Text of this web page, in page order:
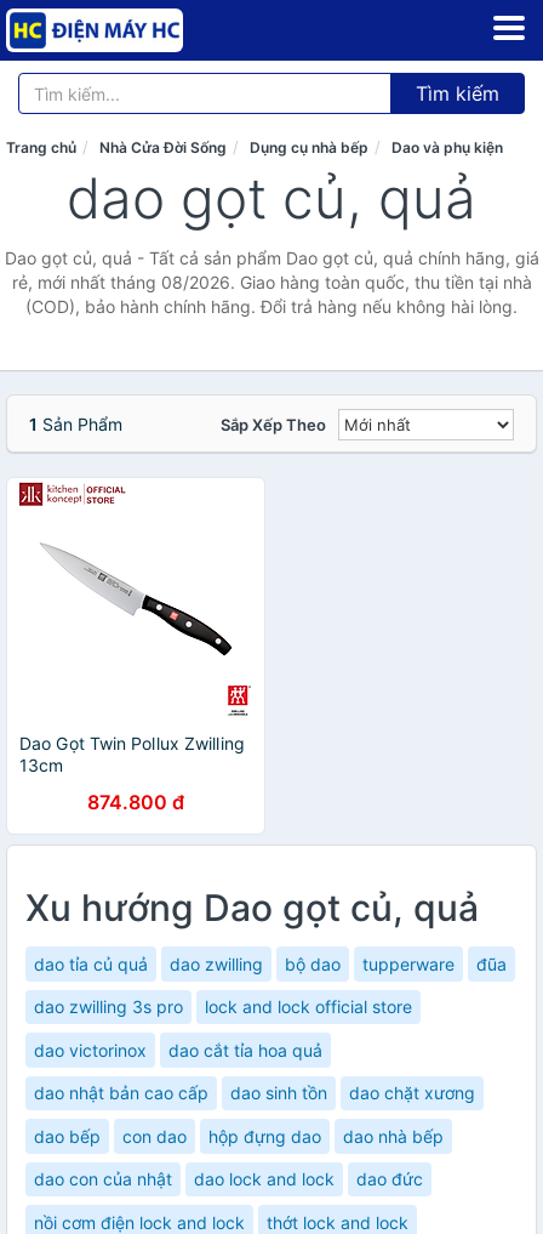
Tìm kiếm
Trang chủ Nhà Cửa Đời Sống Dụng cụ nhà bếp Dao và phụ kiện
dao gọt củ, quả
Dao gọt củ, quả - Tất cả sản phẩm Dao gọt củ, quả chính hãng, giá
rẻ, mới nhất tháng 08/2026. Giao hàng toàn quốc, thu tiền tại nhà
(COD), bảo hành chính hãng. Đổi trả hàng nếu không hài lòng.
1 Sản Phẩm Sắp Xếp Theo
Dao Gọt Twin Pollux Zwilling
13cm
874.800 đ
Xu hướng Dao gọt củ, quả
dao tỉa củ quả dao zwilling bộ dao tupperware đũa
dao zwilling 3s pro lock and lock official store
dao victorinox dao cắt tỉa hoa quả
dao nhật bản cao cấp dao sinh tồn dao chặt xương
dao bếp con dao hộp đựng dao dao nhà bếp
dao con của nhật dao lock and lock dao đức
nồi cơm điện lock and lock thớt lock and lock